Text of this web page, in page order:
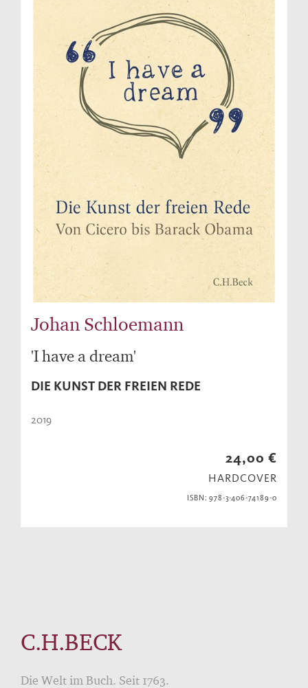
Johan Schloemann
'I have a dream'
DIE KUNST DER FREIEN REDE
2019
24,00 €
HARDCOVER
ISBN: 978-3-406-74189-0
C.H.BECK
Die Welt im Buch. Seit 1763.